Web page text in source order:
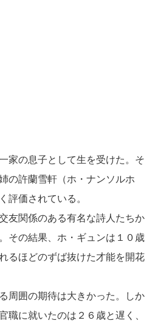
家の息子として生を受けた。そ
の許蘭雪軒（ホ・ナンソルホ
評価されている。
友関係のある有名な詩人たちか
その結果、ホ・ギュンは１０歳
るほどのずば抜けた才能を開花
周囲の期待は大きかった。しか
職に就いたのは２６歳と遅く、